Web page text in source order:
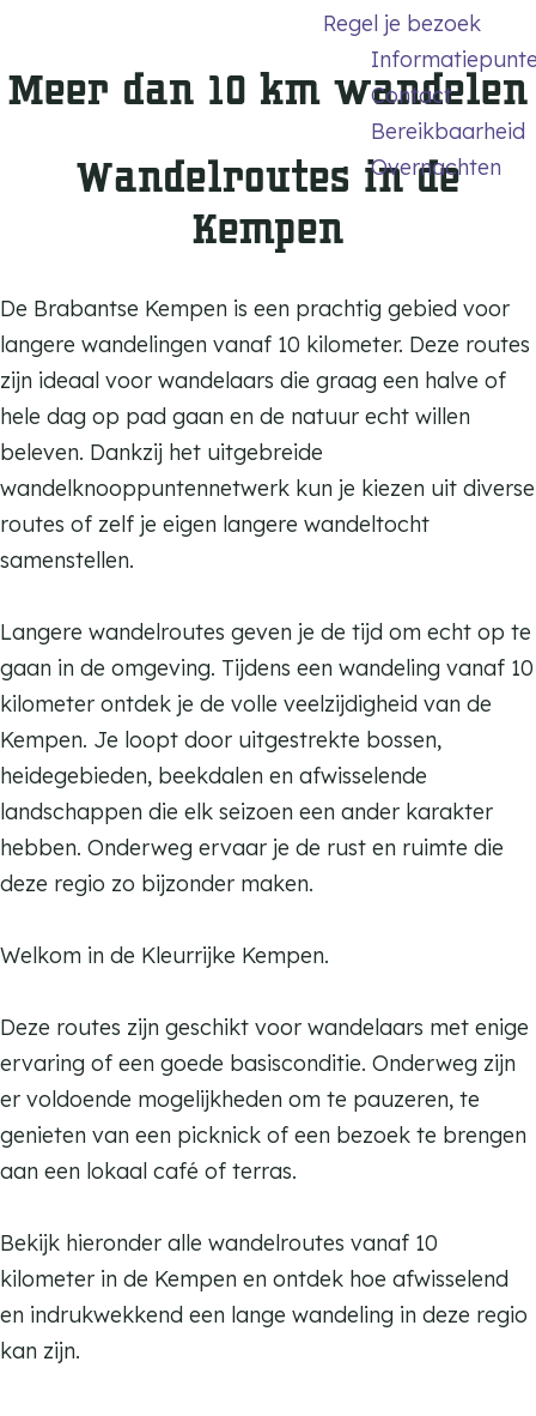
Regel je bezoek
Contact
Bereikbaarheid
Overnachten
Meer dan 10 km wandelen
Wandelroutes in de
Kempen
De Brabantse Kempen is een prachtig gebied voor
langere wandelingen vanaf 10 kilometer. Deze routes
zijn ideaal voor wandelaars die graag een halve of
hele dag op pad gaan en de natuur echt willen
beleven. Dankzij het uitgebreide
wandelknooppuntennetwerk kun je kiezen uit diverse
routes of zelf je eigen langere wandeltocht
samenstellen.
Langere wandelroutes geven je de tijd om echt op te
gaan in de omgeving. Tijdens een wandeling vanaf 10
kilometer ontdek je de volle veelzijdigheid van de
Kempen. Je loopt door uitgestrekte bossen,
heidegebieden, beekdalen en afwisselende
landschappen die elk seizoen een ander karakter
hebben. Onderweg ervaar je de rust en ruimte die
deze regio zo bijzonder maken.
Welkom in de Kleurrijke Kempen.
Deze routes zijn geschikt voor wandelaars met enige
ervaring of een goede basisconditie. Onderweg zijn
er voldoende mogelijkheden om te pauzeren, te
genieten van een picknick of een bezoek te brengen
aan een lokaal café of terras.
Bekijk hieronder alle wandelroutes vanaf 10
kilometer in de Kempen en ontdek hoe afwisselend
en indrukwekkend een lange wandeling in deze regio
kan zijn.